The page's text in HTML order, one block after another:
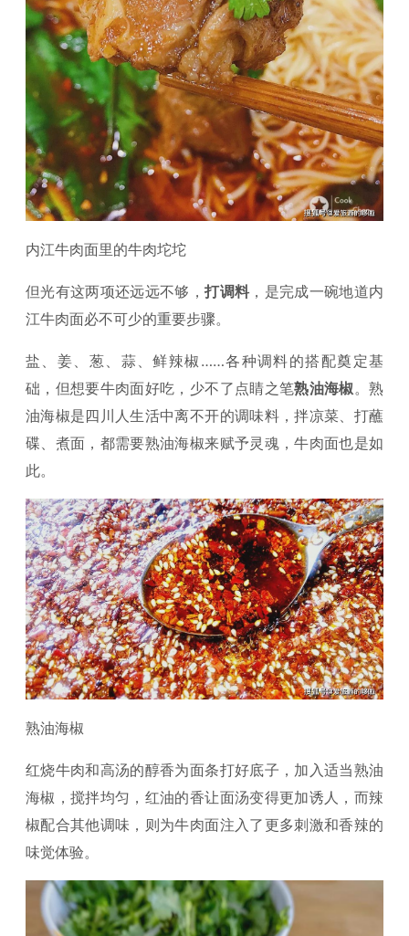
内江牛肉面里的牛肉坨坨
但光有这两项还远远不够，打调料，是完成一碗地道内
江牛肉面必不可少的重要步骤。
盐、姜、葱、蒜、鲜辣椒……各种调料的搭配奠定基
础，但想要牛肉面好吃，少不了点睛之笔熟油海椒 。熟
油海椒是四川人生活中离不开的调味料，拌凉菜、打蘸
碟、煮面，都需要熟油海椒来赋予灵魂，牛肉面也是如
此。
熟油海椒
红烧牛肉和高汤的醇香为面条打好底子，加入适当熟油
海椒，搅拌均匀，红油的香让面汤变得更加诱人，而辣
椒配合其他调味，则为牛肉面注入了更多刺激和香辣的
味觉体验。